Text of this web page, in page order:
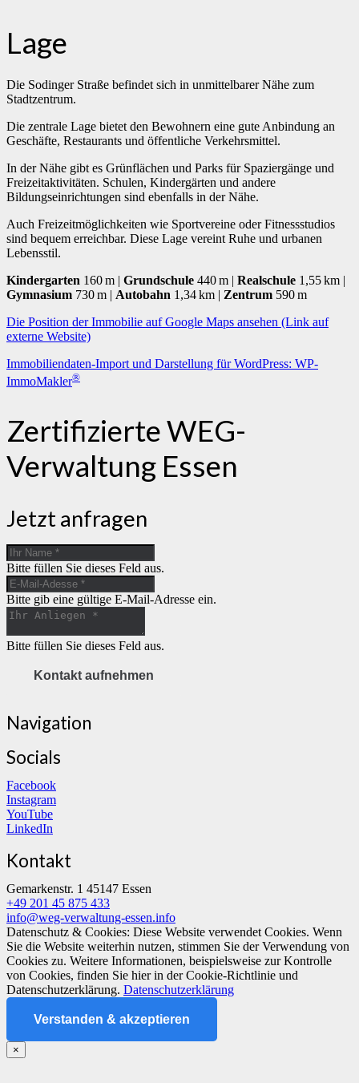
Lage
Die Sodinger Straße befindet sich in unmittelbarer Nähe zum
Stadtzentrum.
Die zentrale Lage bietet den Bewohnern eine gute Anbindung an
Geschäfte, Restaurants und öffentliche Verkehrsmittel.
In der Nähe gibt es Grünflächen und Parks für Spaziergänge und
Freizeitaktivitäten. Schulen, Kindergärten und andere
Bildungseinrichtungen sind ebenfalls in der Nähe.
Auch Freizeitmöglichkeiten wie Sportvereine oder Fitnessstudios
sind bequem erreichbar. Diese Lage vereint Ruhe und urbanen
Lebensstil.
Kindergarten 160 m | Grundschule 440 m | Realschule 1,55 km |
Gymnasium 730 m | Autobahn 1,34 km | Zentrum 590 m
Die Position der Immobilie auf Google Maps ansehen (Link auf
externe Website)
Immobiliendaten-Import und Darstellung für WordPress: WP-
ImmoMakler®
Zertifizierte WEG-
Verwaltung Essen
Jetzt anfragen
Bitte füllen Sie dieses Feld aus.
Bitte gib eine gültige E-Mail-Adresse ein.
Bitte füllen Sie dieses Feld aus.
Kontakt aufnehmen
Navigation
Socials
Facebook
Instagram
YouTube
LinkedIn
Kontakt
Gemarkenstr. 1 45147 Essen
+49 201 45 875 433
info@weg-verwaltung-essen.info
Datenschutz & Cookies: Diese Website verwendet Cookies. Wenn
Sie die Website weiterhin nutzen, stimmen Sie der Verwendung von
Cookies zu. Weitere Informationen, beispielsweise zur Kontrolle
von Cookies, finden Sie hier in der Cookie-Richtlinie und
Datenschutzerklärung. Datenschutzerklärung
Verstanden & akzeptieren
×